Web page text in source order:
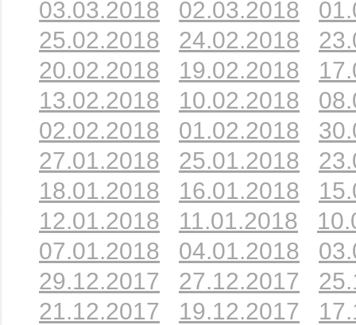
03.03.2018
02.03.2018
25.02.2018
24.02.2018
20.02.2018
19.02.2018
13.02.2018
10.02.2018
02.02.2018
01.02.2018
27.01.2018
25.01.2018
18.01.2018
16.01.2018
12.01.2018
11.01.2018
07.01.2018
04.01.2018
29.12.2017
27.12.2017
21.12.2017
19.12.2017